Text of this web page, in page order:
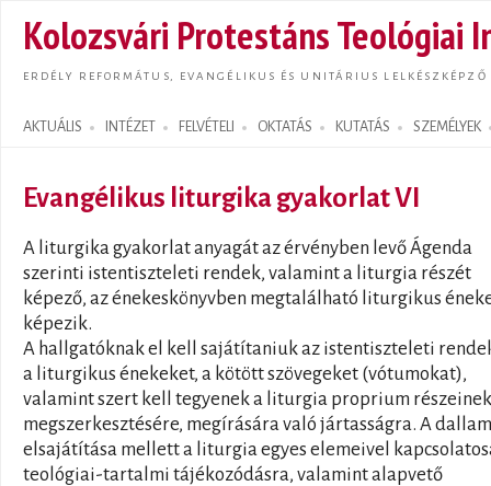
Kolozsvári Protestáns Teológiai
ERDÉLY REFORMÁTUS, EVANGÉLIKUS ÉS UNITÁRIUS LELKÉSZKÉPZŐ
AKTUÁLIS INTÉZET FELVÉTELI OKTATÁS KUTATÁS SZEMÉLYEK
Search form
Evangélikus liturgika gyakorlat VI
A liturgika gyakorlat anyagát az érvényben levő Ágenda
szerinti istentiszteleti rendek, valamint a liturgia részét
képező, az énekeskönyvben megtalálható liturgikus
képezik.
A hallgatóknak el kell sajátítaniuk az istentiszteleti
a liturgikus énekeket, a kötött szövegeket (vótumokat),
valamint szert kell tegyenek a liturgia proprium részeinek
megszerkesztésére, megírására való jártasságra. A
elsajátítása mellett a liturgia egyes elemeivel
teológiai-tartalmi tájékozódásra, valamint alapvető